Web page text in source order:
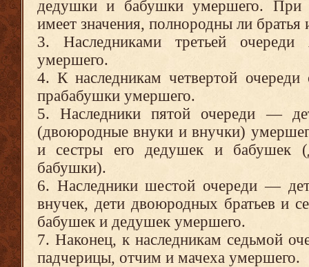
дедушки и бабушки умершего. При
имеет значения, полнородны ли братья
3. Наследниками третьей
умершего.
4. К наследникам четвертой
прабабушки умершего.
5. Наследники пятой очереди —
(двоюродные внуки и внучки)
и сестры его дедушек и бабушек
бабушки).
6. Наследники шестой очереди —
внучек, дети двоюродных братьев и
бабушек и дедушек умершего.
7. Наконец, к наследникам седьмой
падчерицы, отчим и мачеха умершего.